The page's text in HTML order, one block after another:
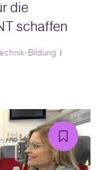
die
schaffen
Bildung